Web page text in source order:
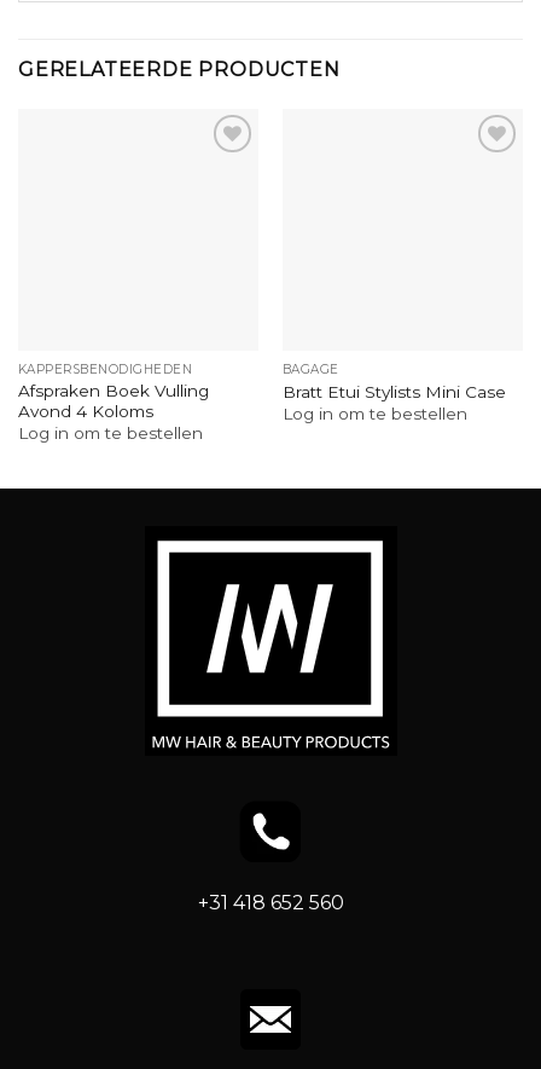
GERELATEERDE PRODUCTEN
KAPPERSBENODIGHEDEN
Afspraken Boek Vulling
Avond 4 Koloms
Log in om te bestellen
BAGAGE
Bratt Etui Stylists Mini Case
Log in om te bestellen
+31 418 652 560